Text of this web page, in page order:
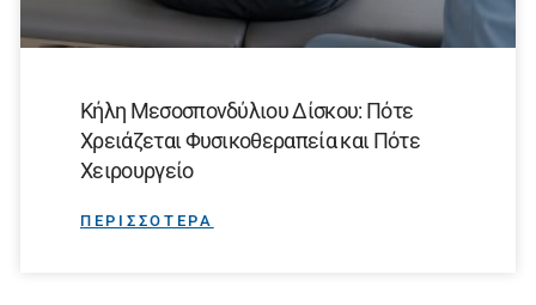
Κήλη Μεσοσπονδύλιου Δίσκου: Πότε
Χρειάζεται Φυσικοθεραπεία και Πότε
Χειρουργείο
ΠΕΡΙΣΣΟΤΕΡΑ